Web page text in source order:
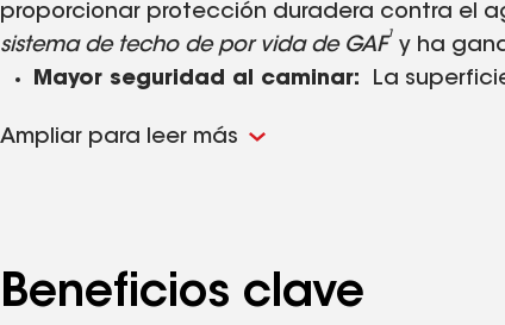
proporcionar protección duradera contra el
sistema de techo de por vida de GAF
1
y ha
Mayor seguridad al caminar:
La
Construcción duradera:
nuevo techo.
Estructura de polipropileno estabilizado
Ampliar para leer más
Beneficios clave